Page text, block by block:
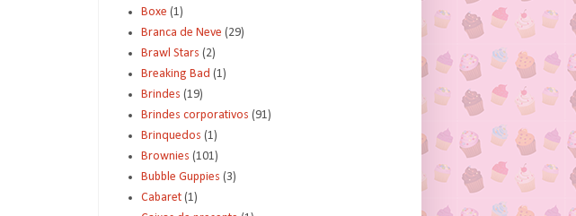
Boxe (1)
Branca de Neve (29)
Brawl Stars (2)
Breaking Bad (1)
Brindes (19)
Brindes corporativos (91)
Brinquedos (1)
Brownies (101)
Bubble Guppies (3)
Cabaret (1)